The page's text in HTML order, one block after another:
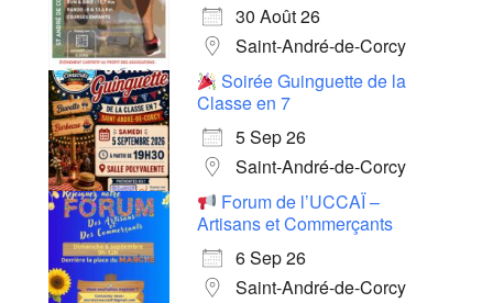
30 Août 26
Saint-André-de-Corcy
Soirée Guinguette de la
Classe en 7
5 Sep 26
Saint-André-de-Corcy
Forum de l’UCCAÏ –
Artisans et Commerçants
6 Sep 26
Saint-André-de-Corcy